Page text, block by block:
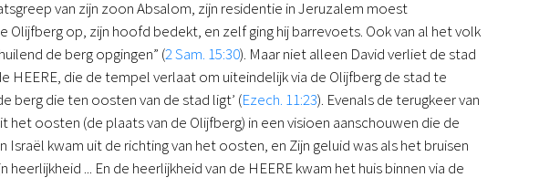
van zijn zoon Absalom, zijn residentie in Jeruzalem moest
Olijfberg op, zijn hoofd bedekt, en zelf ging hij barrevoets. Ook van al het volk
de berg opgingen” (2 Sam. 15:30). Maar niet alleen David verliet de stad
die de tempel verlaat om uiteindelijk via de Olijfberg de stad te
berg die ten oosten van de stad ligt’ (Ezech. 11:23). Evenals de terugkeer van
het oosten (de plaats van de Olijfberg) in een visioen aanschouwen die de
Israël kwam uit de richting van het oosten, en Zijn geluid was als het bruisen
... En de heerlijkheid van de HEERE kwam het huis binnen via de
Podcast
Magazine
Digitale nieuwsbrief
Agenda
Kinderwerk
Jongerenwerk
Het Studiehuis (cursus)
Webshop